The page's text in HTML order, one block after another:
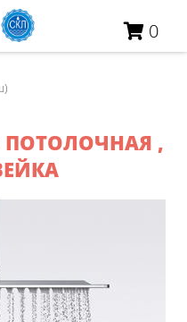
0
ПОТОЛОЧНАЯ ,